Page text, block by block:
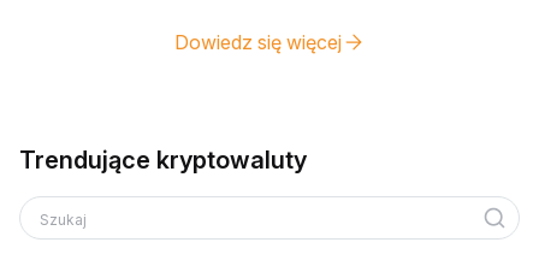
Dowiedz się więcej
Trendujące kryptowaluty
Szukaj